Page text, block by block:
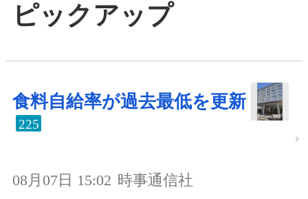
ピックアップ
食料自給率が過去最低を更新
225
08月07日 15:02 時事通信社